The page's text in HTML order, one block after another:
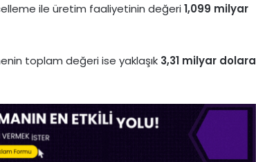
ile üretim faaliyetinin değeri1,099 milyar
toplam değeri ise yaklaşık 3,31 milyar dolara